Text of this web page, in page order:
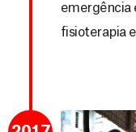
emergência
fisioterapia